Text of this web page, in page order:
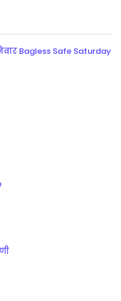
Bagless Safe Saturday